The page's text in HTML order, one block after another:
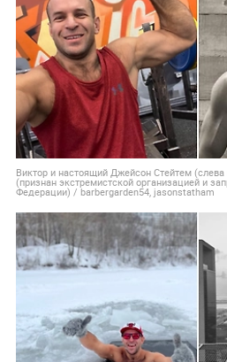
Виктор и настоящий Джейсон Стейтем
(признан экстремистской организацией и
Федерации) / barbergarden54, jasonstatham